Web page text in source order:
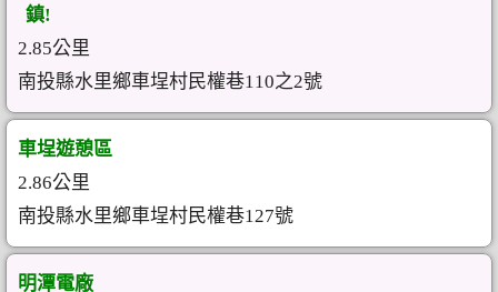
鎮!
2.85公里
南投縣水里鄉車埕村民權巷110之2號
車埕遊憩區
2.86公里
南投縣水里鄉車埕村民權巷127號
明潭電廠